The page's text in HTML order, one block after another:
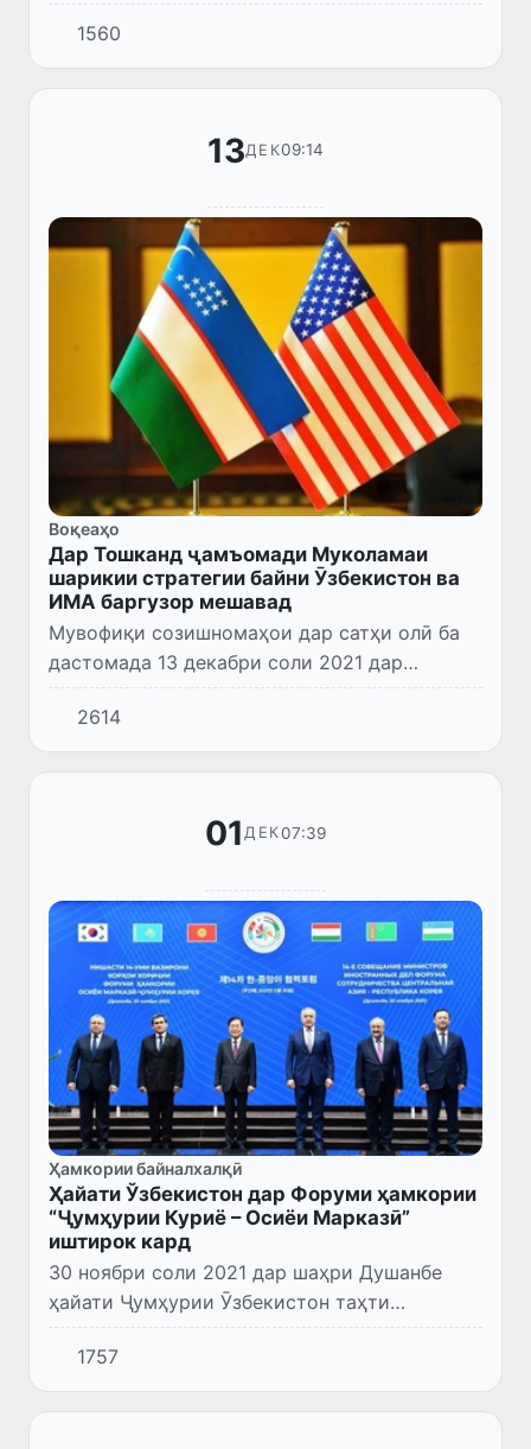
Комилов бо ёвари Котиби давлатии Иёлоти
Муттаҳидаи Амрико оид ба корҳои Осиёи
Ҷанубӣ ва Марказӣ Доналд Лу,...
1560
13ДЕК09:14
Воқеаҳо
Дар Тошканд ҷамъомади Муколамаи
шарикии стратегии байни Ӯзбекистон ва
ИМА баргузор мешавад
Мувофиқи созишномаҳои дар сатҳи олӣ ба
дастомада 13 декабри соли 2021 дар
Тошканд ҷамъомади якуми
(инаугуратсионӣ)-и Муколамаи шарикии
стратегии байни Ҷумҳурии Ӯзбекистон ва
Иёлоти...
2614
01ДЕК07:39
Ҳамкории байналхалқӣ
Ҳайати Ўзбекистон дар Форуми ҳамкории
“Ҷумҳурии Куриё – Осиёи Марказӣ”
иштирок кард
30 ноябри соли 2021 дар шаҳри Душанбе
ҳайати Ҷумҳурии Ӯзбекистон таҳти
роҳбарии Вазири корҳои хориҷӣ Абдулазиз
Комилов дар 14-умин Форуми ҳамкориҳои
«Ҷумҳурии Корея – Осиёи Марказӣ...
1757